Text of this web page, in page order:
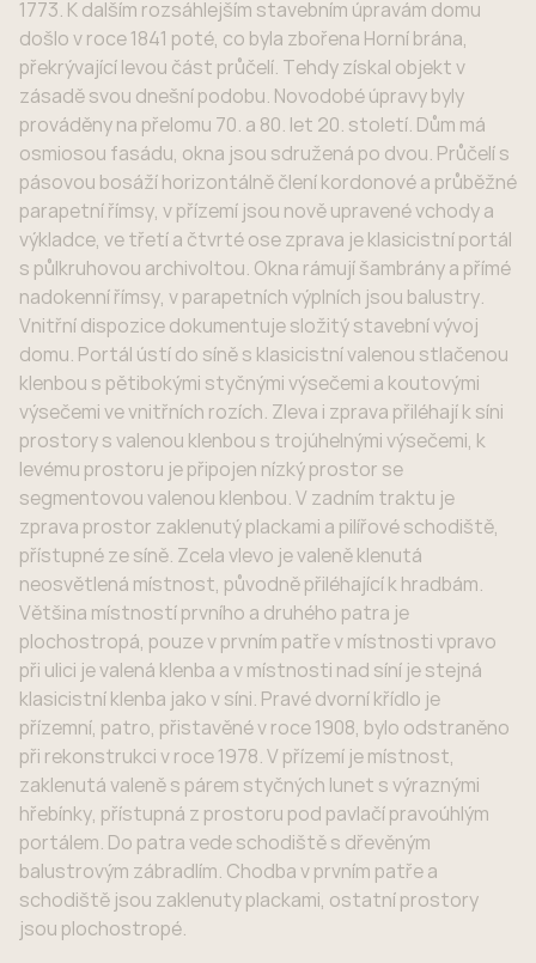
1773. K dalším rozsáhlejším stavebním úpravám domu
došlo v roce 1841 poté, co byla zbořena Horní brána,
překrývající levou část průčelí. Tehdy získal objekt v
zásadě svou dnešní podobu. Novodobé úpravy byly
prováděny na přelomu 70. a 80. let 20. století. Dům má
osmiosou fasádu, okna jsou sdružená po dvou. Průčelí s
pásovou bosáží horizontálně člení kordonové a průběžné
parapetní římsy, v přízemí jsou nově upravené vchody a
výkladce, ve třetí a čtvrté ose zprava je klasicistní portál
s půlkruhovou archivoltou. Okna rámují šambrány a přímé
nadokenní římsy, v parapetních výplních jsou balustry.
Vnitřní dispozice dokumentuje složitý stavební vývoj
domu. Portál ústí do síně s klasicistní valenou stlačenou
klenbou s pětibokými styčnými výsečemi a koutovými
výsečemi ve vnitřních rozích. Zleva i zprava přiléhají k síni
prostory s valenou klenbou s trojúhelnými výsečemi, k
levému prostoru je připojen nízký prostor se
segmentovou valenou klenbou. V zadním traktu je
zprava prostor zaklenutý plackami a pilířové schodiště,
přístupné ze síně. Zcela vlevo je valeně klenutá
neosvětlená místnost, původně přiléhající k hradbám.
Většina místností prvního a druhého patra je
plochostropá, pouze v prvním patře v místnosti vpravo
při ulici je valená klenba a v místnosti nad síní je stejná
klasicistní klenba jako v síni. Pravé dvorní křídlo je
přízemní, patro, přistavěné v roce 1908, bylo odstraněno
při rekonstrukci v roce 1978. V přízemí je místnost,
zaklenutá valeně s párem styčných lunet s výraznými
hřebínky, přístupná z prostoru pod pavlačí pravoúhlým
portálem. Do patra vede schodiště s dřevěným
balustrovým zábradlím. Chodba v prvním patře a
schodiště jsou zaklenuty plackami, ostatní prostory
jsou plochostropé.